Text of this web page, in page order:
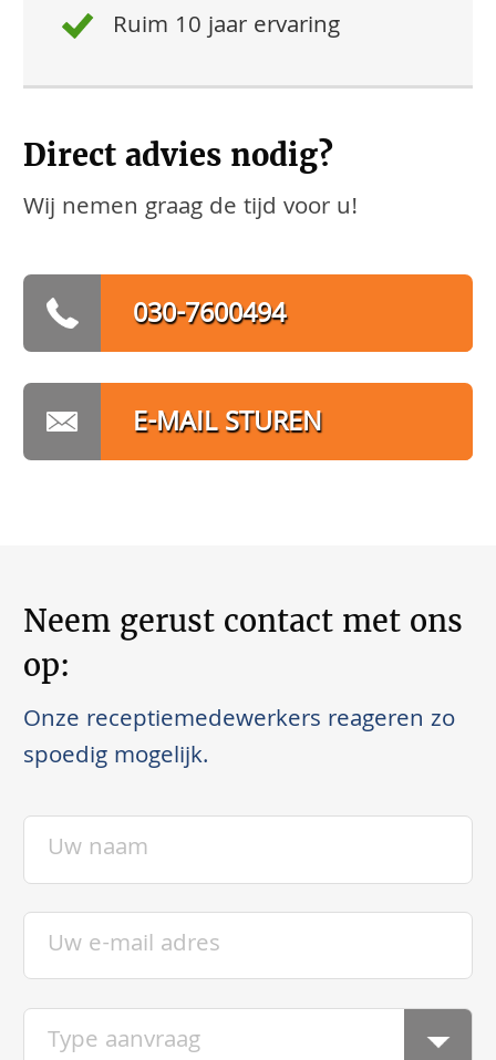
Ruim 10 jaar ervaring
Direct advies nodig?
Wij nemen graag de tijd voor u!
030-7600494
E-MAIL STUREN
Neem gerust contact met ons
op:
Onze receptiemedewerkers reageren zo
spoedig mogelijk.